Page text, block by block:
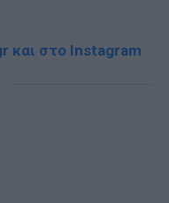
και στο Instagram